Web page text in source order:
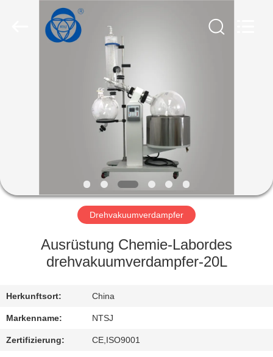
PRODUKTE
FABRIK-
AUSFLUG
QUALITÄTSKONTROLLE
TRETEN
SIE
MIT
Drehvakuumverdampfer
Ausrüstung Chemie-Labordes
drehvakuumverdampfer-20L
Herkunftsort: China
Markenname: NTSJ
Zertifizierung: CE,ISO9001